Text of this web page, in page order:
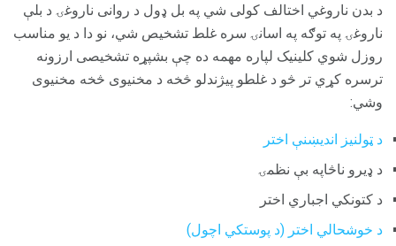
د بدن ناروغي اختالف کولی شي په بل ډول د روانی ناروغۍ د بلې
ناروغۍ په توګه په اسانۍ سره غلط تشخیص شي، نو دا د یو مناسب
روزل شوي کلینیک لپاره مهمه ده چې بشپړه تشخیصی ارزونه
ترسره کړي تر څو د غلطو پیژندلو څخه د مخنیوی څخه مخنیوی
وشي:
د ټولنیز اندیښنې اختر
د ډیرو ناڅاپه بې نظمۍ
د کتونکي اجباري اختر
د خوشحالي اختر (د پوستکي اچول)